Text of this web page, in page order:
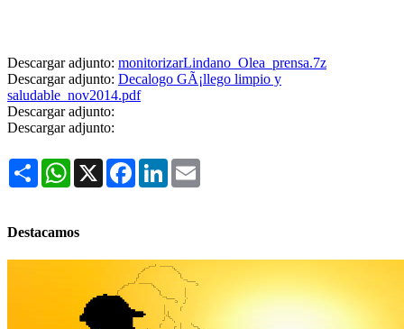
Descargar adjunto: monitorizarLindano_Olea_prensa.7z
Descargar adjunto: Decalogo GÃ¡llego limpio y
saludable_nov2014.pdf
Descargar adjunto:
Descargar adjunto:
Share WhatsApp
X FacebookLinkedIn
Destacamos